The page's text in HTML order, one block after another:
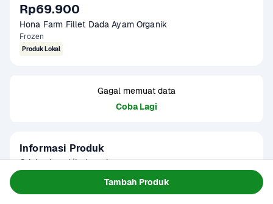
Tambah Produk
Rp69.900
Hona Farm Fillet Dada Ayam Organik
Frozen
Produk Lokal
Gagal memuat data
Coba Lagi
Informasi Produk
Origin : Local/Indonesia
Gramation : 250 gram & 500 gram